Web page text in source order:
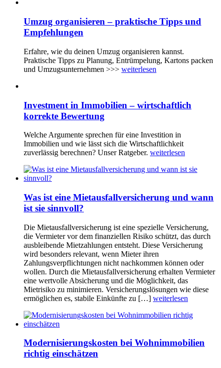
Umzug organisieren – praktische Tipps und
Empfehlungen
Erfahre, wie du deinen Umzug organisieren kannst.
Praktische Tipps zu Planung, Entrümpelung, Kartons packen
und Umzugsunternehmen >>> weiterlesen
Investment in Immobilien – wirtschaftlich
korrekte Bewertung
Welche Argumente sprechen für eine Investition in
Immobilien und wie lässt sich die Wirtschaftlichkeit
zuverlässig berechnen? Unser Ratgeber. weiterlesen
Was ist eine Mietausfallversicherung und wann
ist sie sinnvoll?
Die Mietausfallversicherung ist eine spezielle Versicherung,
die Vermieter vor dem finanziellen Risiko schützt, das durch
ausbleibende Mietzahlungen entsteht. Diese Versicherung
wird besonders relevant, wenn Mieter ihren
Zahlungsverpflichtungen nicht nachkommen können oder
wollen. Durch die Mietausfallversicherung erhalten Vermieter
eine wertvolle Absicherung und die Möglichkeit, das
Mietrisiko zu minimieren. Versicherungslösungen wie diese
ermöglichen es, stabile Einkünfte zu […] weiterlesen
Modernisierungskosten bei Wohnimmobilien
richtig einschätzen